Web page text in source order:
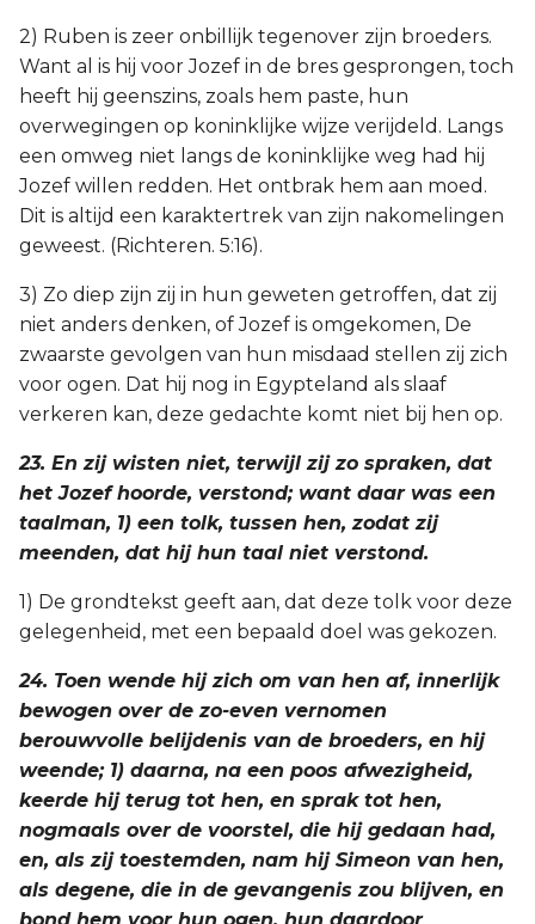
2) Ruben is zeer onbillijk tegenover zijn broeders.
Want al is hij voor Jozef in de bres gesprongen, toch
heeft hij geenszins, zoals hem paste, hun
overwegingen op koninklijke wijze verijdeld. Langs
een omweg niet langs de koninklijke weg had hij
Jozef willen redden. Het ontbrak hem aan moed.
Dit is altijd een karaktertrek van zijn nakomelingen
geweest. (Richteren. 5:16).
3) Zo diep zijn zij in hun geweten getroffen, dat zij
niet anders denken, of Jozef is omgekomen, De
zwaarste gevolgen van hun misdaad stellen zij zich
voor ogen. Dat hij nog in Egypteland als slaaf
verkeren kan, deze gedachte komt niet bij hen op.
23. En zij wisten niet, terwijl zij zo spraken, dat
het Jozef hoorde, verstond; want daar was een
taalman, 1) een tolk, tussen hen, zodat zij
meenden, dat hij hun taal niet verstond.
1) De grondtekst geeft aan, dat deze tolk voor deze
gelegenheid, met een bepaald doel was gekozen.
24. Toen wende hij zich om van hen af, innerlijk
bewogen over de zo-even vernomen
berouwvolle belijdenis van de broeders, en hij
weende; 1) daarna, na een poos afwezigheid,
keerde hij terug tot hen, en sprak tot hen,
nogmaals over de voorstel, die hij gedaan had,
en, als zij toestemden, nam hij Simeon van hen,
als degene, die in de gevangenis zou blijven, en